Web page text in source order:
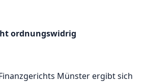
ordnungswidrig
Münster ergibt sich